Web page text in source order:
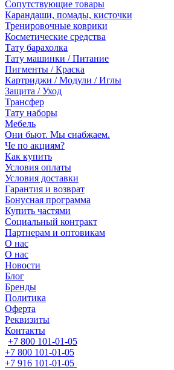
Сопутствующие товары
Карандаши, помады, кисточки
Тренировочные коврики
Косметические средства
Тату барахолка
Тату машинки / Питание
Пигменты / Краска
Картриджи / Модули / Иглы
Защита / Уход
Трансфер
Тату наборы
Мебель
Они бьют. Мы снабжаем.
Че по акциям?
Как купить
Условия оплаты
Условия доставки
Гарантия и возврат
Бонусная программа
Купить частями
Социальный контракт
Партнерам и оптовикам
О нас
О нас
Новости
Блог
Бренды
Политика
Оферта
Реквизиты
Контакты
+7 800 101-01-05
+7 800 101-01-05
+7 916 101-01-05